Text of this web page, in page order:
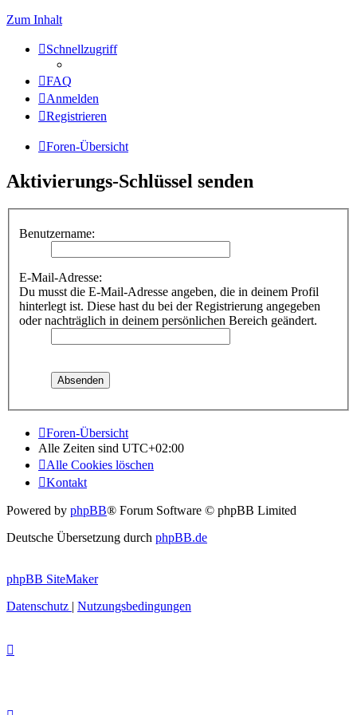
Zum Inhalt
Schnellzugriff
FAQ
Anmelden
Registrieren
Foren-Übersicht
Aktivierungs-Schlüssel senden
Benutzername:
E-Mail-Adresse:
Du musst die E-Mail-Adresse angeben, die in deinem Profil
hinterlegt ist. Diese hast du bei der Registrierung angegeben
oder nachträglich in deinem persönlichen Bereich geändert.
Foren-Übersicht
Alle Zeiten sind UTC+02:00
Alle Cookies löschen
Kontakt
Powered by phpBB® Forum Software © phpBB Limited
Deutsche Übersetzung durch phpBB.de
phpBB SiteMaker
Datenschutz | Nutzungsbedingungen